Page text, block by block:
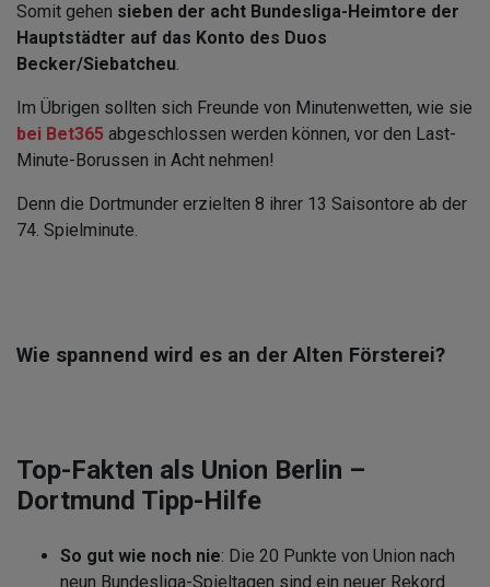
Somit gehen sieben der acht Bundesliga-Heimtore der
Hauptstädter auf das Konto des Duos
Becker/Siebatcheu.
Im Übrigen sollten sich Freunde von Minutenwetten, wie sie
bei Bet365 abgeschlossen werden können, vor den Last-
Minute-Borussen in Acht nehmen!
Denn die Dortmunder erzielten 8 ihrer 13 Saisontore ab der
74. Spielminute.
Wie spannend wird es an der Alten Försterei?
Top-Fakten als Union Berlin –
Dortmund Tipp-Hilfe
So gut wie noch nie: Die 20 Punkte von Union nach
neun Bundesliga-Spieltagen sind ein neuer Rekord